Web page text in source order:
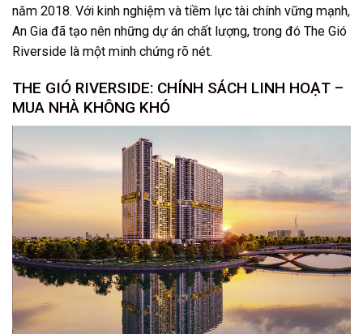
năm 2018. Với kinh nghiệm và tiềm lực tài chính vững mạnh,
An Gia đã tạo nên những dự án chất lượng, trong đó The Gió
Riverside là một minh chứng rõ nét.
THE GIÓ RIVERSIDE: CHÍNH SÁCH LINH HOẠT –
MUA NHÀ KHÔNG KHÓ